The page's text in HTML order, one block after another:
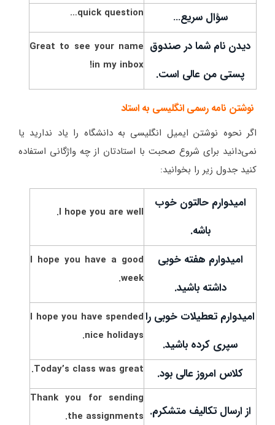
سؤال سریع… quick question…
دیدن نام شما در صندوق
پستی من عالی است.
Great to see your name
in my inbox!
نوشتن نامه رسمی انگلیسی به استاد
اگر نحوه نوشتن ایمیل انگلیسی به دانشگاه را یاد ندارید یا
نمی‌دانید برای شروع صحبت با استادتان از چه واژگانی استفاده
کنید جدول زیر را بخوانید:
امیدوارم حالتون خوب
باشه.
I hope you are well.
امیدوارم هفته خوبی
داشته باشید.
I hope you have a good
week.
امیدوارم تعطیلات خوبی را
سپری کرده باشید.
I hope you have spended
nice holidays.
کلاس امروز عالی بود. Today’s class was great.
از ارسال تکالیف متشکرم.
Thank you for sending
the assignments.